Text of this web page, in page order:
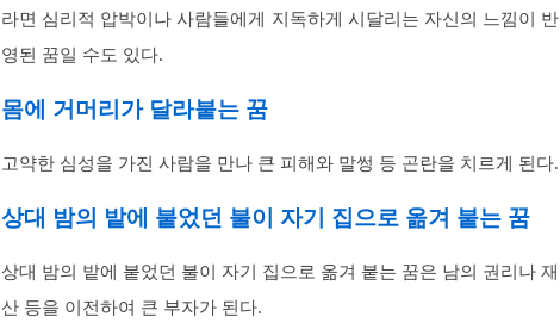
라면 심리적 압박이나 사람들에게 지독하게 시달리는 자신의 느낌이 반
영된 꿈일 수도 있다.
몸에 거머리가 달라붙는 꿈
고약한 심성을 가진 사람을 만나 큰 피해와 말썽 등 곤란을 치르게 된다.
상대 밤의 밭에 붙었던 불이 자기 집으로 옮겨 붙는 꿈
상대 밤의 밭에 붙었던 불이 자기 집으로 옮겨 붙는 꿈은 남의 권리나 재
산 등을 이전하여 큰 부자가 된다.